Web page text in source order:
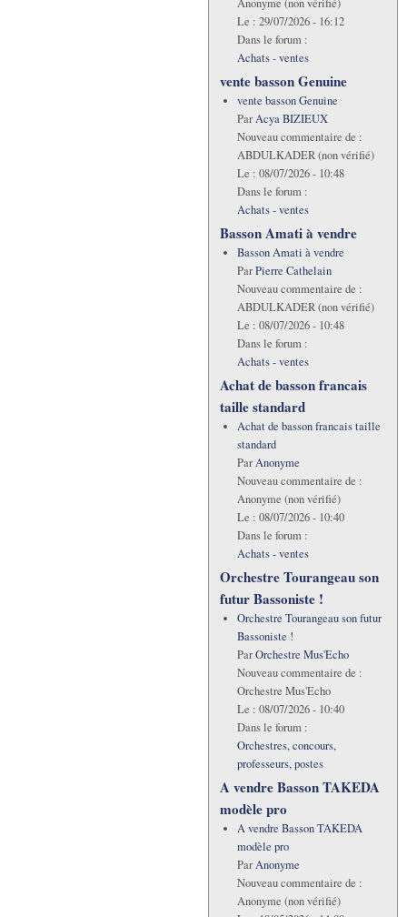
Le : 29/07/2026 - 16:12
Dans le forum :
Achats - ventes
vente basson Genuine
vente basson Genuine
ParAcya BIZIEUX
Nouveau commentaire de :
ABDULKADER (non vérifié)
Le : 08/07/2026 - 10:48
Dans le forum :
Achats - ventes
Basson Amati à vendre
Basson Amati à vendre
ParPierre Cathelain
Nouveau commentaire de :
ABDULKADER (non vérifié)
Le : 08/07/2026 - 10:48
Dans le forum :
Achats - ventes
Achat de basson francais
taille standard
Achat de basson francais taille
standard
ParAnonyme
Nouveau commentaire de :
Anonyme (non vérifié)
Le : 08/07/2026 - 10:40
Dans le forum :
Achats - ventes
Orchestre Tourangeau son
futur Bassoniste !
Orchestre Tourangeau son futur
Bassoniste !
ParOrchestre Mus'Echo
Nouveau commentaire de :
Orchestre Mus'Echo
Le : 08/07/2026 - 10:40
Dans le forum :
Orchestres, concours,
professeurs, postes
A vendre Basson TAKEDA
modèle pro
A vendre Basson TAKEDA
modèle pro
ParAnonyme
Nouveau commentaire de :
Anonyme (non vérifié)